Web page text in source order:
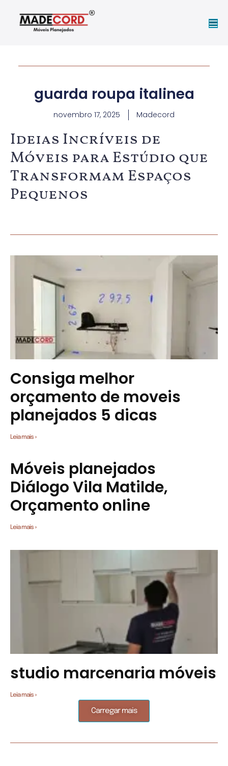
guarda roupa italinea
novembro 17, 2025 Madecord
Ideias Incríveis de
Móveis para Estúdio que
Transformam Espaços
Pequenos
Consiga melhor
orçamento de moveis
planejados 5 dicas
Leia mais »
Móveis planejados
Diálogo Vila Matilde,
Orçamento online
Leia mais »
studio marcenaria móveis
Leia mais »
Carregar mais